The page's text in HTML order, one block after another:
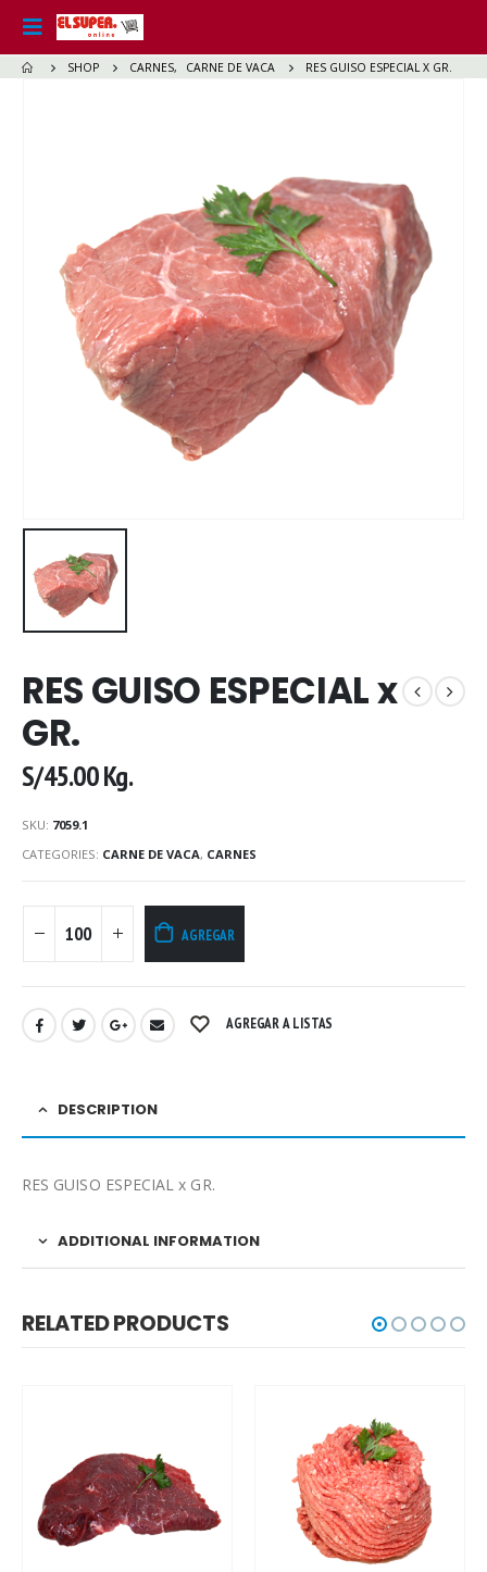
SHOP CARNES, CARNE DE VACA RES GUISO ESPECIAL X GR.
RES GUISO ESPECIAL x
GR.
S/45.00Kg.
SKU: 7059.1
CATEGORIES: CARNE DE VACA, CARNES
AGREGAR
AGREGAR A LISTAS
DESCRIPTION
RES GUISO ESPECIAL x GR.
ADDITIONAL INFORMATION
RELATED PRODUCTS